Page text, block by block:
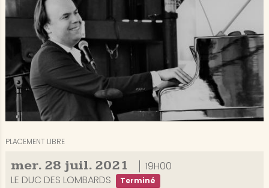
PLACEMENT LIBRE
mer. 28 juil. 2021
19H00
LE DUC DES LOMBARDS
Terminé